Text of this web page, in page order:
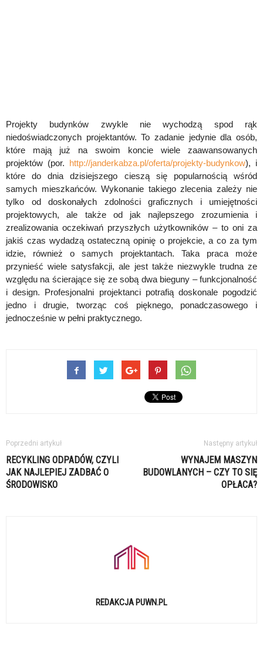
Projekty budynków zwykle nie wychodzą spod rąk
niedoświadczonych projektantów. To zadanie jedynie dla osób,
które mają już na swoim koncie wiele zaawansowanych
projektów (por. http://janderkabza.pl/oferta/projekty-budynkow), i
które do dnia dzisiejszego cieszą się popularnością wśród
samych mieszkańców. Wykonanie takiego zlecenia zależy nie
tylko od doskonałych zdolności graficznych i umiejętności
projektowych, ale także od jak najlepszego zrozumienia i
zrealizowania oczekiwań przyszłych użytkowników – to oni za
jakiś czas wydadzą ostateczną opinię o projekcie, a co za tym
idzie, również o samych projektantach. Taka praca może
przynieść wiele satysfakcji, ale jest także niezwykle trudna ze
względu na ścierające się ze sobą dwa bieguny – funkcjonalność
i design. Profesjonalni projektanci potrafią doskonale pogodzić
jedno i drugie, tworząc coś pięknego, ponadczasowego i
jednocześnie w pełni praktycznego.
Poprzedni artykuł
RECYKLING ODPADÓW, CZYLI
JAK NAJLEPIEJ ZADBAĆ O
ŚRODOWISKO
Następny artykuł
WYNAJEM MASZYN
BUDOWLANYCH – CZY TO SIĘ
OPŁACA?
REDAKCJA PUWN.PL